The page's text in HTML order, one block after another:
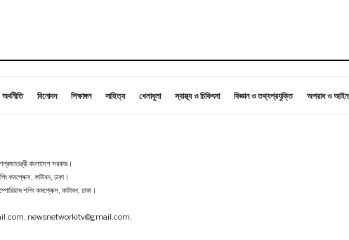
অর্থনীতি বিনোদন শিক্ষাঙ্গন সাহিত্য খেলাধুলা স্বাস্থ্য ও চিকিৎসা বিজ্ঞান ও তথ্যপ্রযুক্তি অপরাধ ও আইন
বাংলাদেশ সরকার।
কমপ্লেক্স, কাটাবন, ঢাকা।
শপিং কমপ্লেক্স, কাটাবন, ঢাকা।
newsnetworkitv@gmail.com,